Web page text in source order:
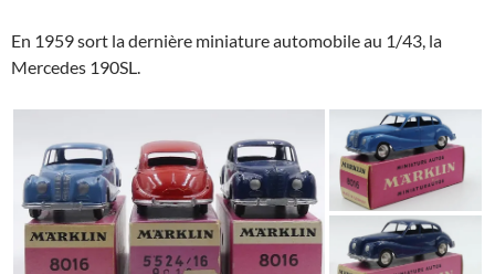
En 1959 sort la dernière miniature automobile au 1/43, la
Mercedes 190SL.